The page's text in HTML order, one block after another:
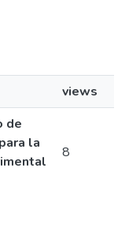
views
de
la
8